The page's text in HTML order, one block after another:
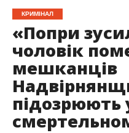
КРИМІНАЛ
«Попри
чоловік
мешканців
підозрюють